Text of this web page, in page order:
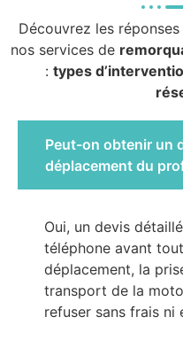
Découvrez les
nos services de
: types
Peut-on obtenir un
déplacement du
Oui, un devis
téléphone avant
déplacement, la
transport de la
refuser sans frais ni